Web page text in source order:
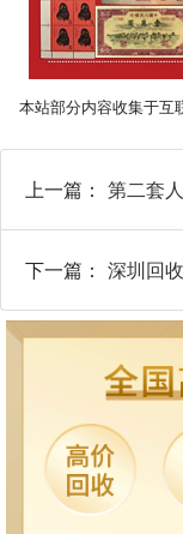
本站部分内容收集于互
上一篇： 第二套
下一篇： 深圳回